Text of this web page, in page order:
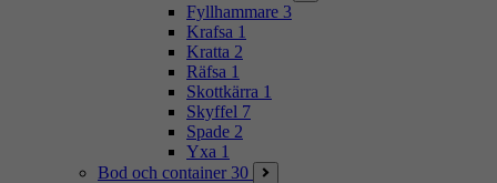
Fyllhammare 3
Krafsa 1
Kratta 2
Räfsa 1
Skottkärra 1
Skyffel 7
Spade 2
Yxa 1
Bod och container 30